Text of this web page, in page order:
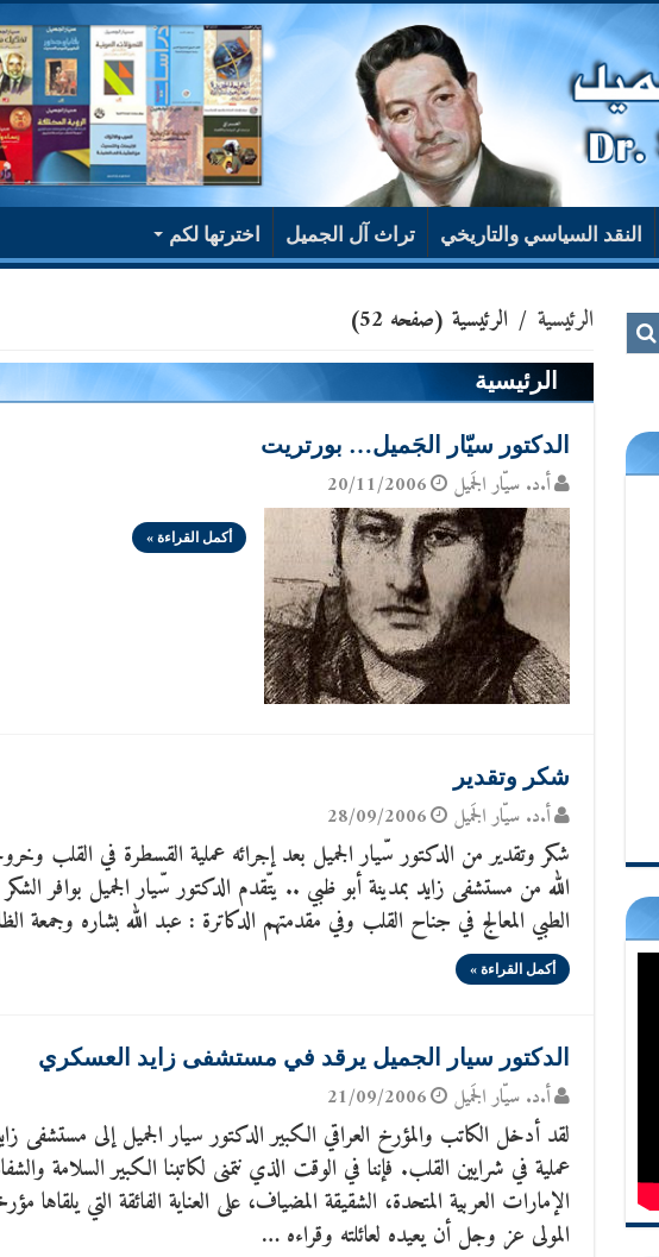
النقد السياسي والتاريخي تراث آل الجميل اخترتها لكم
الرئيسية / الرئيسية (صفحه 52)
الرئيسية
الدكتور سيّار الجَميل… بورتريت
أ.د. سيّار الجَميل 20/11/2006
أكمل القراءة »
شكر وتقدير
أ.د. سيّار الجَميل 28/09/2006
شكر وتقدير من الدكتور سّيار الجميل بعد إجرائه عملية القسطرة في القلب
الله من مستشفى زايد بمدينة أبو ظبي .. يتّقدم الدكتور سّيار الجميل بوافر الشكر
الطبي المعالج في جناح القلب وفي مقدمتهم الدكاترة : عبد الله بشاره وجمعة
أكمل القراءة »
الدكتور سيار الجميل يرقد في مستشفى زايد العسكري
أ.د. سيّار الجَميل 21/09/2006
لقد أدخل الكاتب والمؤرخ العراقي الكبير الدكتور سيار الجميل إلى مستشفى
عملية في شرايين القلب. فإننا في الوقت الذي نتمنى لكاتبنا الكبير السلامة
الإمارات العربية المتحدة، الشقيقة المضياف، على العناية الفائقة التي يلقاها
المولى عز وجل أن يعيده لعائلته وقراءه …